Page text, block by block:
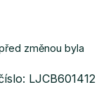
změnou byla
LJCB601412